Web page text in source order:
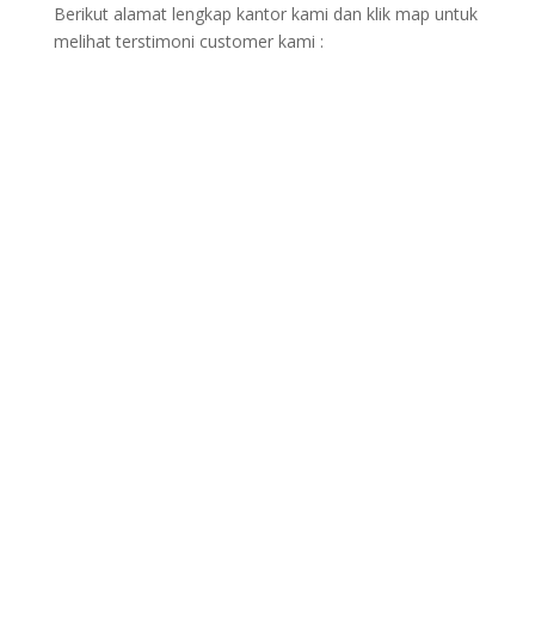
Berikut alamat lengkap kantor kami dan klik map untuk
melihat terstimoni customer kami :